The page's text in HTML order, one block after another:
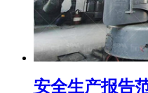
安全生产报告